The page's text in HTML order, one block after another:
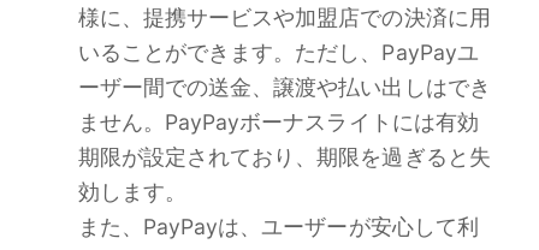
様に、提携サービスや加盟店での決済に用
いることができます。ただし、PayPayユ
ーザー間での送金、譲渡や払い出しはでき
ません。PayPayボーナスライトには有効
期限が設定されており、期限を過ぎると失
効します。
また、PayPayは、ユーザーが安心して利